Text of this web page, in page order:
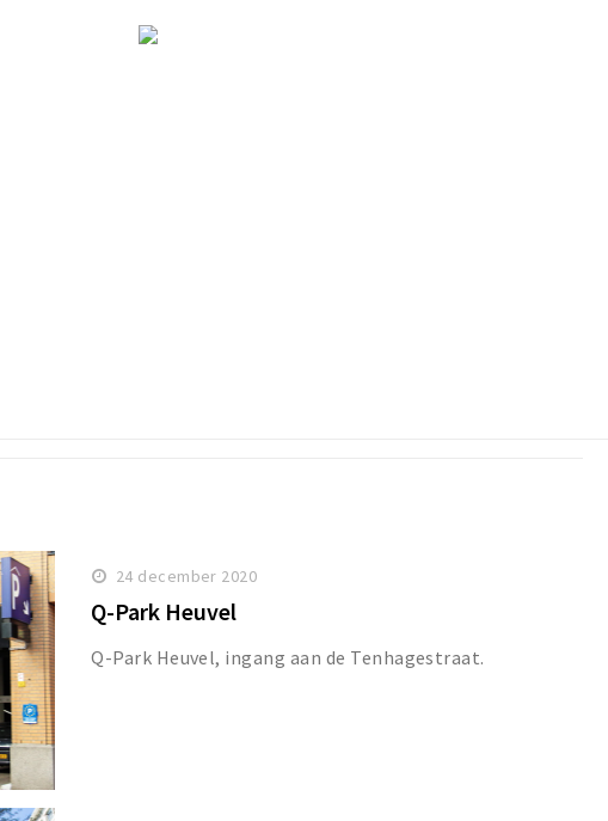
24 december 2020
Q-Park Heuvel
Q-Park Heuvel, ingang aan de Tenhagestraat.